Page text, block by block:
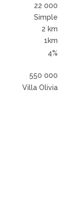
22 000
Simple
2 km
1km
4%
550 000
Villa Olivia